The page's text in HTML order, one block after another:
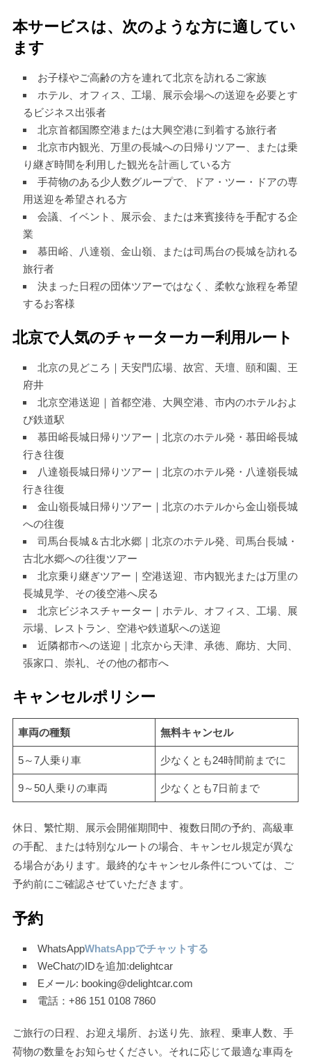
本サービスは、次のような方に適してい
ます
お子様やご高齢の方を連れて北京を訪れるご家族
ホテル、オフィス、工場、展示会場への送迎を必要とす
るビジネス出張者
北京首都国際空港または大興空港に到着する旅行者
北京市内観光、万里の長城への日帰りツアー、または乗
り継ぎ時間を利用した観光を計画している方
手荷物のある少人数グループで、ドア・ツー・ドアの専
用送迎を希望される方
会議、イベント、展示会、または来賓接待を手配する企
業
慕田峪、八達嶺、金山嶺、または司馬台の長城を訪れる
旅行者
決まった日程の団体ツアーではなく、柔軟な旅程を希望
するお客様
北京で人気のチャーターカー利用ルート
北京の見どころ｜天安門広場、故宮、天壇、頤和園、王
府井
北京空港送迎｜首都空港、大興空港、市内のホテルおよ
び鉄道駅
慕田峪長城日帰りツアー｜北京のホテル発・慕田峪長城
行き往復
八達嶺長城日帰りツアー｜北京のホテル発・八達嶺長城
行き往復
金山嶺長城日帰りツアー｜北京のホテルから金山嶺長城
への往復
司馬台長城＆古北水郷｜北京のホテル発、司馬台長城・
古北水郷への往復ツアー
北京乗り継ぎツアー｜空港送迎、市内観光または万里の
長城見学、その後空港へ戻る
北京ビジネスチャーター｜ホテル、オフィス、工場、展
示場、レストラン、空港や鉄道駅への送迎
近隣都市への送迎｜北京から天津、承徳、廊坊、大同、
張家口、崇礼、その他の都市へ
キャンセルポリシー
車両の種類 無料キャンセル
5～7人乗り車 少なくとも24時間前までに
9～50人乗りの車両 少なくとも7日前まで
休日、繁忙期、展示会開催期間中、複数日間の予約、高級車
の手配、または特別なルートの場合、キャンセル規定が異な
る場合があります。最終的なキャンセル条件については、ご
予約前にご確認させていただきます。
予約
WhatsAppWhatsAppでチャットする
WeChatのIDを追加:delightcar
Eメール: booking@delightcar.com
電話：+86 151 0108 7860
ご旅行の日程、お迎え場所、お送り先、旅程、乗車人数、手
荷物の数量をお知らせください。それに応じて最適な車両を